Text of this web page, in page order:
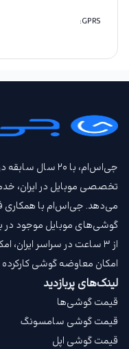
GPRS
:
جی‌اس‌ام، با ۲۰
تخصصی موبایل در ایران،
می‌دهد. جی‌اس‌ام با همکاری
گوشی‌های موبایل موجود در
از ۳ ساعت در سراسر
امکان معاوضه گوشی
لینک‌های پربازدید
قیمت گوشی‌ها
قیمت گوشی سامسونگ
قیمت گوشی اپل